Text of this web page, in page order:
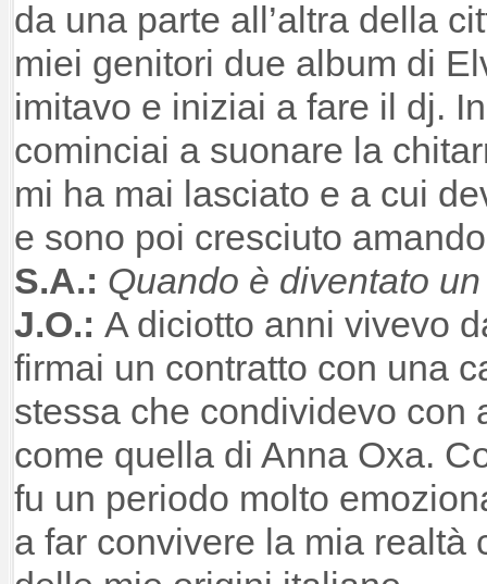
da una parte all’altra della
miei genitori due album di
imitavo e iniziai a fare il dj.
cominciai a suonare la
mi ha mai lasciato e a cui
e sono poi cresciuto
S.A.: Quando è diventato
J.O.: A diciotto anni vivevo
firmai un contratto con una
stessa che condividevo con
come quella di Anna Oxa.
fu un periodo molto
a far convivere la mia realtà